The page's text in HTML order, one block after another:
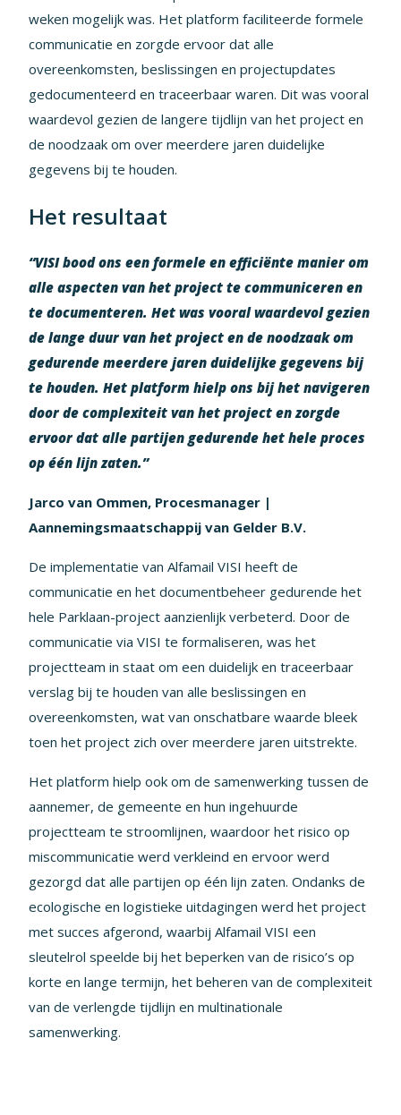
weken mogelijk was. Het platform faciliteerde formele
communicatie en zorgde ervoor dat alle
overeenkomsten, beslissingen en projectupdates
gedocumenteerd en traceerbaar waren. Dit was vooral
waardevol gezien de langere tijdlijn van het project en
de noodzaak om over meerdere jaren duidelijke
gegevens bij te houden.
Het resultaat
“VISI bood ons een formele en efficiënte manier om
alle aspecten van het project te communiceren en
te documenteren. Het was vooral waardevol gezien
de lange duur van het project en de noodzaak om
gedurende meerdere jaren duidelijke gegevens bij
te houden. Het platform hielp ons bij het navigeren
door de complexiteit van het project en zorgde
ervoor dat alle partijen gedurende het hele proces
op één lijn zaten.”
Jarco van Ommen, Procesmanager |
Aannemingsmaatschappij van Gelder B.V.
De implementatie van Alfamail VISI heeft de
communicatie en het documentbeheer gedurende het
hele Parklaan-project aanzienlijk verbeterd. Door de
communicatie via VISI te formaliseren, was het
projectteam in staat om een duidelijk en traceerbaar
verslag bij te houden van alle beslissingen en
overeenkomsten, wat van onschatbare waarde bleek
toen het project zich over meerdere jaren uitstrekte.
Het platform hielp ook om de samenwerking tussen de
aannemer, de gemeente en hun ingehuurde
projectteam te stroomlijnen, waardoor het risico op
miscommunicatie werd verkleind en ervoor werd
gezorgd dat alle partijen op één lijn zaten. Ondanks de
ecologische en logistieke uitdagingen werd het project
met succes afgerond, waarbij Alfamail VISI een
sleutelrol speelde bij het beperken van de risico’s op
korte en lange termijn, het beheren van de complexiteit
van de verlengde tijdlijn en multinationale
samenwerking.